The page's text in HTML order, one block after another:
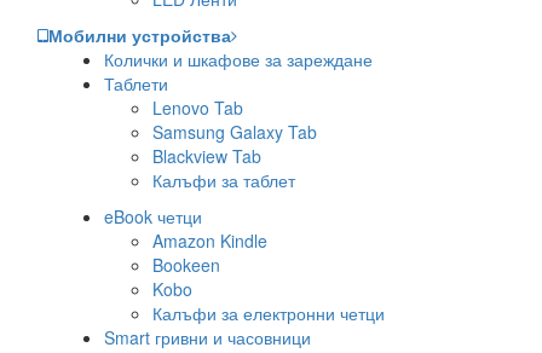
Мобилни устройства
Колички и шкафове за зареждане
Таблети
Lenovo Tab
Samsung Galaxy Tab
Blackview Tab
Калъфи за таблет
eBook четци
Amazon Kindle
Bookeen
Kobo
Калъфи за електронни четци
Smart гривни и часовници